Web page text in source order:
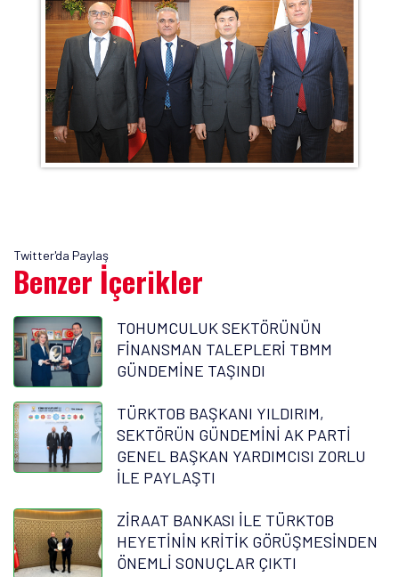
Twitter'da Paylaş
Benzer İçerikler
TOHUMCULUK SEKTÖRÜNÜN
FİNANSMAN TALEPLERİ TBMM
GÜNDEMİNE TAŞINDI
TÜRKTOB BAŞKANI YILDIRIM,
SEKTÖRÜN GÜNDEMİNİ AK PARTİ
GENEL BAŞKAN YARDIMCISI ZORLU
İLE PAYLAŞTI
ZİRAAT BANKASI İLE TÜRKTOB
HEYETİNİN KRİTİK GÖRÜŞMESİNDEN
ÖNEMLİ SONUÇLAR ÇIKTI